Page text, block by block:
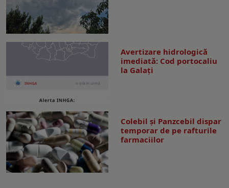
Avertizare hidrologică
imediată: Cod portocaliu
la Galaţi
Colebil și Panzcebil dispar
temporar de pe rafturile
farmaciilor